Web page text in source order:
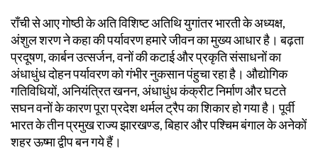
राँची से आए गोष्ठी के अति विशिष्ट अतिथि युगांतर भारती के अध्यक्ष,
अंशुल शरण ने कहा की पर्यावरण हमारे जीवन का मुख्य आधार है। बढ़ता
प्रदूषण, कार्बन उत्सर्जन, वनों की कटाई और प्रकृति संसाधनों का
अंधाधुंध दोहन पर्यावरण को गंभीर नुकसान पंहुचा रहा है। औद्योगिक
गतिविधियों, अनियंत्रित खनन, अंधाधुंध कंक्रीट निर्माण और घटते
सघन वनों के कारण पूरा प्रदेश थर्मल ट्रैप का शिकार हो गया है। पूर्वी
भारत के तीन प्रमुख राज्य झारखण्ड, बिहार और पश्चिम बंगाल के अनेकों
शहर ऊष्मा द्वीप बन गये हैं।